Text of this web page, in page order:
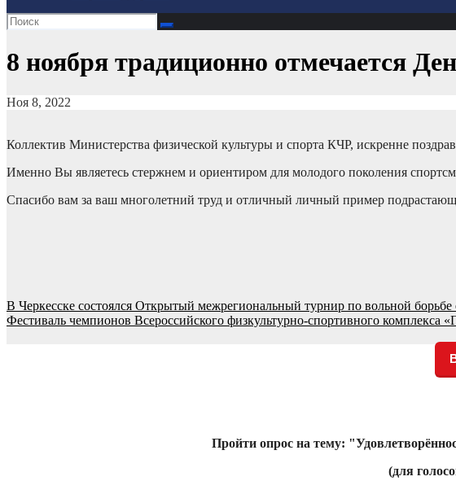
8 ноября традиционно отмечается
Ноя 8, 2022
Коллектив Министерства физической культуры и спорта КЧР, искренне
Именно Вы являетесь стержнем и ориентиром для молодого поколения
Спасибо вам за ваш многолетний труд и отличный личный пример
Навигация
по
В Черкесске состоялся Открытый межрегиональный турнир по вольной
Фестиваль чемпионов Всероссийского физкультурно-спортивного
Пройти опрос на тему:
(для